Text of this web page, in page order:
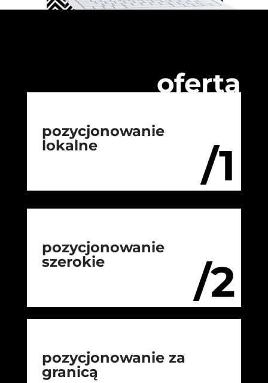
oferta
/1
pozycjonowanie
lokalne
/2
pozycjonowanie
szerokie
pozycjonowanie za
granicą